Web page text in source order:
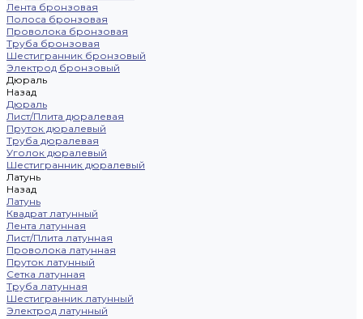
Лента бронзовая
Полоса бронзовая
Проволока бронзовая
Труба бронзовая
Шестигранник бронзовый
Электрод бронзовый
Дюраль
Назад
Дюраль
Лист/Плита дюралевая
Пруток дюралевый
Труба дюралевая
Уголок дюралевый
Шестигранник дюралевый
Латунь
Назад
Латунь
Квадрат латунный
Лента латунная
Лист/Плита латунная
Проволока латунная
Пруток латунный
Сетка латунная
Труба латунная
Шестигранник латунный
Электрод латунный